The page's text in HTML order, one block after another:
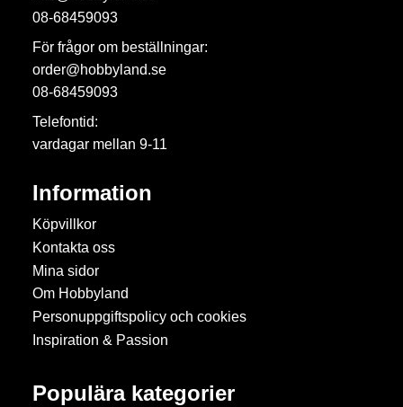
08-68459093
För frågor om beställningar:
order@hobbyland.se
08-68459093
Telefontid:
vardagar mellan 9-11
Information
Köpvillkor
Kontakta oss
Mina sidor
Om Hobbyland
Personuppgiftspolicy och cookies
Inspiration & Passion
Populära kategorier